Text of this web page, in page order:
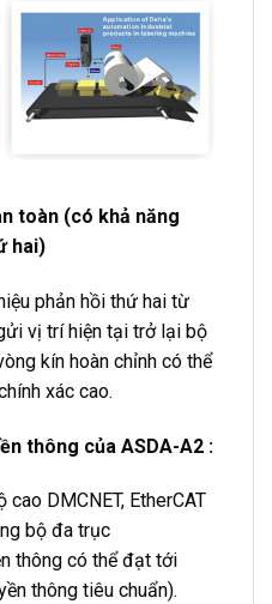
toàn (có khả năng
hai)
phản hồi thứ hai từ
vị trí hiện tại trở lại bộ
kín hoàn chỉnh có thể
xác cao.
thông của ASDA-A2 :
DMCNET, EtherCAT
bộ đa trục
thông có thể đạt tới
thông tiêu chuẩn).